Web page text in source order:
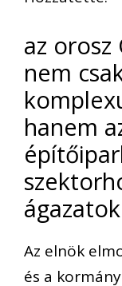
az orosz
nem
hanem
Az elnök
és a